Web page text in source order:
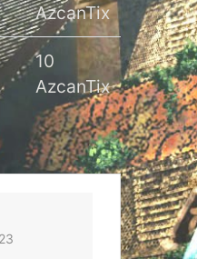
AzcanTix
10
AzcanTix